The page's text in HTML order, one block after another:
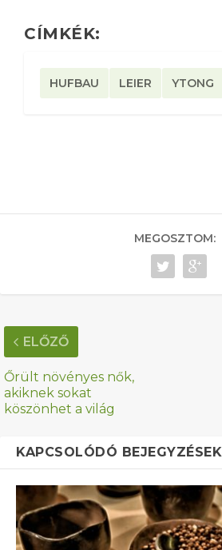
CÍMKÉK:
HUFBAU LEIER YTONG
MEGOSZTOM:
ELŐZŐ
Őrült növényes nők,
akiknek sokat
köszönhet a világ
KAPCSOLÓDÓ BEJEGYZÉSEK